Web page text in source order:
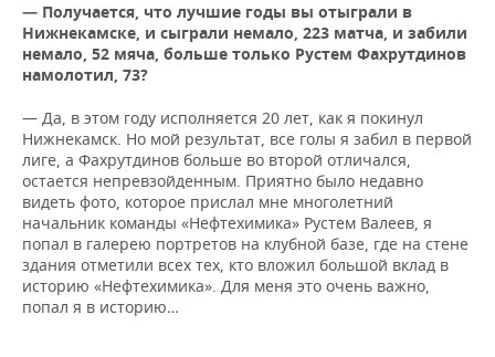
— Получается, что лучшие годы вы отыграли в
Нижнекамске, и сыграли немало, 223 матча, и забили
немало, 52 мяча, больше только Рустем Фахрутдинов
намолотил, 73?
— Да, в этом году исполняется 20 лет, как я покинул
Нижнекамск. Но мой результат, все голы я забил в первой
лиге, а Фахрутдинов больше во второй отличался,
остается непревзойденным. Приятно было недавно
видеть фото, которое прислал мне многолетний
начальник команды «Нефтехимика» Рустем Валеев, я
попал в галерею портретов на клубной базе, где на стене
здания отметили всех тех, кто вложил большой вклад в
историю «Нефтехимика». Для меня это очень важно,
попал я в историю…